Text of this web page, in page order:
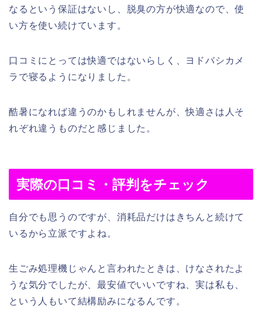
なるという保証はないし、脱臭の方が快適なので、使
い方を使い続けています。
口コミにとっては快適ではないらしく、ヨドバシカメ
ラで寝るようになりました。
酷暑になれば違うのかもしれませんが、快適さは人そ
れぞれ違うものだと感じました。
実際の口コミ・評判をチェック
自分でも思うのですが、消耗品だけはきちんと続けて
いるから立派ですよね。
生ごみ処理機じゃんと言われたときは、けなされたよ
うな気分でしたが、最安値でいいですね、実は私も、
という人もいて結構励みになるんです。